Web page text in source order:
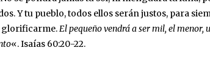
Y tu pueblo, todos ellos serán justos, para
glorificarme.El pequeño vendrá a ser mil, el menor,
«. ‭‭Isaías‬ ‭60:20-22‬.